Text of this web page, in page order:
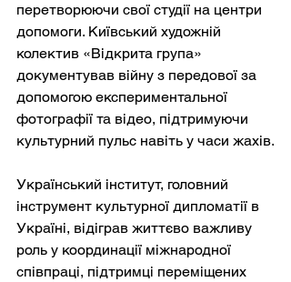
перетворюючи свої студії на центри
допомоги. Київський художній
колектив «Відкрита група»
документував війну з передової за
допомогою експериментальної
фотографії та відео, підтримуючи
культурний пульс навіть у часи жахів.
Український інститут, головний
інструмент культурної дипломатії в
Україні, відіграв життєво важливу
роль у координації міжнародної
співпраці, підтримці переміщених